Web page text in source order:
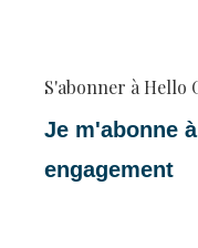
S'abonner à Hello
Je m'abonne
engagement